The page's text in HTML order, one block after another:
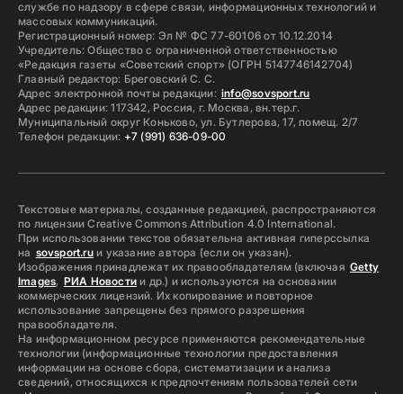
службе по надзору в сфере связи, информационных технологий и
массовых коммуникаций.
Регистрационный номер: Эл № ФС 77-60106 от 10.12.2014
Учредитель: Общество с ограниченной ответственностью
«Редакция газеты «Советский спорт» (ОГРН 5147746142704)
Главный редактор: Бреговский С. С.
Адрес электронной почты редакции: info@sovsport.ru
Адрес редакции: 117342, Россия, г. Москва, вн.тер.г.
Муниципальный округ Коньково, ул. Бутлерова, 17, помещ. 2/7
Телефон редакции: +7 (991) 636-09-00
Текстовые материалы, созданные редакцией, распространяются
по лицензии Creative Commons Attribution 4.0 International.
При использовании текстов обязательна активная гиперссылка
на sovsport.ruи указание автора (если он указан).
Изображения принадлежат их правообладателям (включая Getty
Images, РИА Новостии др.) и используются на основании
коммерческих лицензий. Их копирование и повторное
использование запрещены без прямого разрешения
правообладателя.
На информационном ресурсе применяются рекомендательные
технологии (информационные технологии предоставления
информации на основе сбора, систематизации и анализа
сведений, относящихся к предпочтениям пользователей сети